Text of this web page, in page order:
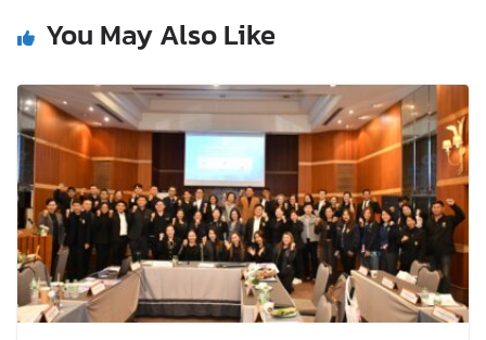
You May Also Like